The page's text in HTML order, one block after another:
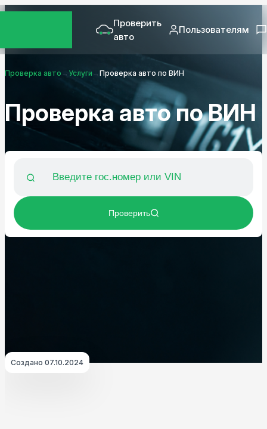
Проверить
авто
Пользователям
Проверка авто → Услуги → Проверка авто по ВИН
Проверка авто по ВИН
Создано 07.10.2024